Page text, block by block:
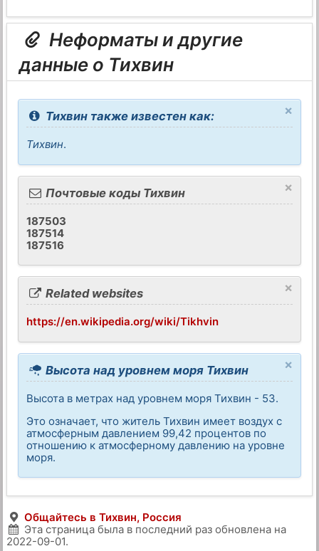
Неформаты и другие
данные о Тихвин
×
Тихвин также известен как:
Тихвин.
×
Почтовые коды Тихвин
187503
187514
187516
×
Related websites
https://en.wikipedia.org/wiki/Tikhvin
×
Высота над уровнем моря Тихвин
Высота в метрах над уровнем моря Тихвин - 53.
Это означает, что житель Тихвин имеет воздух с
атмосферным давлением 99,42 процентов по
отношению к атмосферному давлению на уровне
моря.
Общайтесь в Тихвин, Россия
Эта страница была в последний раз обновлена на
2022-09-01.